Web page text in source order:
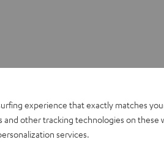
experience that exactly matches
and other tracking technologies on these
services.